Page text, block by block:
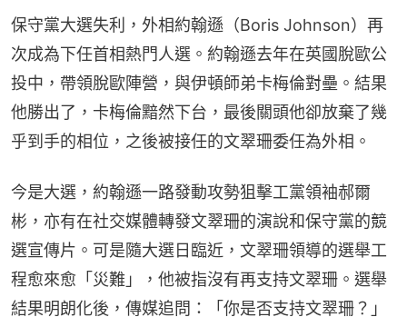
保守黨大選失利，外相約翰遜（Boris Johnson）再
次成為下任首相熱門人選。約翰遜去年在英國脫歐公
投中，帶領脫歐陣營，與伊頓師弟卡梅倫對壘。結果
他勝出了，卡梅倫黯然下台，最後關頭他卻放棄了幾
乎到手的相位，之後被接任的文翠珊委任為外相。
今是大選，約翰遜一路發動攻勢狙擊工黨領袖郝爾
彬，亦有在社交媒體轉發文翠珊的演說和保守黨的競
選宣傳片。可是隨大選日臨近，文翠珊領導的選舉工
程愈來愈「災難」，他被指沒有再支持文翠珊。選舉
結果明朗化後，傳媒追問：「你是否支持文翠珊？」